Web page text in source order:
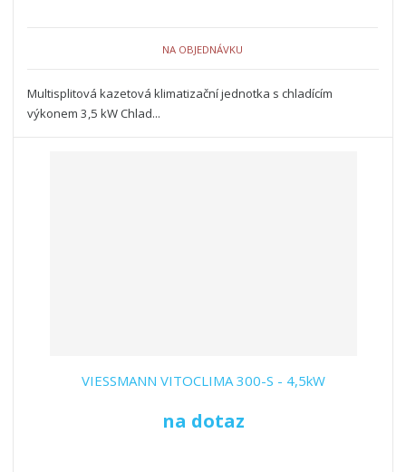
NA OBJEDNÁVKU
Multisplitová kazetová klimatizační jednotka s chladícím
výkonem 3,5 kW Chlad...
VIESSMANN VITOCLIMA 300-S - 4,5kW
na dotaz